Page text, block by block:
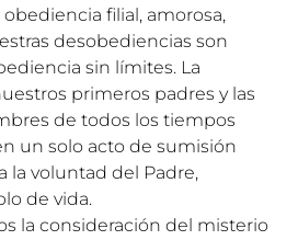
filial, amorosa,
desobediencias son
sin límites. La
primeros padres y las
de todos los tiempos
un solo acto de sumisión
la voluntad del Padre,
de vida.
la consideración del misterio